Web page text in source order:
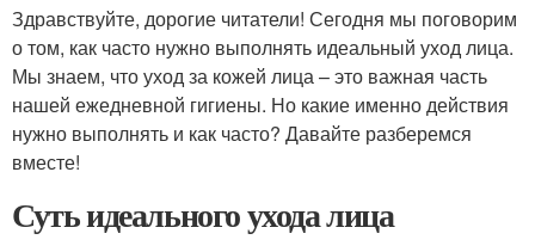
Здравствуйте, дорогие читатели! Сегодня мы поговорим
о том, как часто нужно выполнять идеальный уход лица.
Мы знаем, что уход за кожей лица – это важная часть
нашей ежедневной гигиены. Но какие именно действия
нужно выполнять и как часто? Давайте разберемся
вместе!
Суть идеального ухода лица